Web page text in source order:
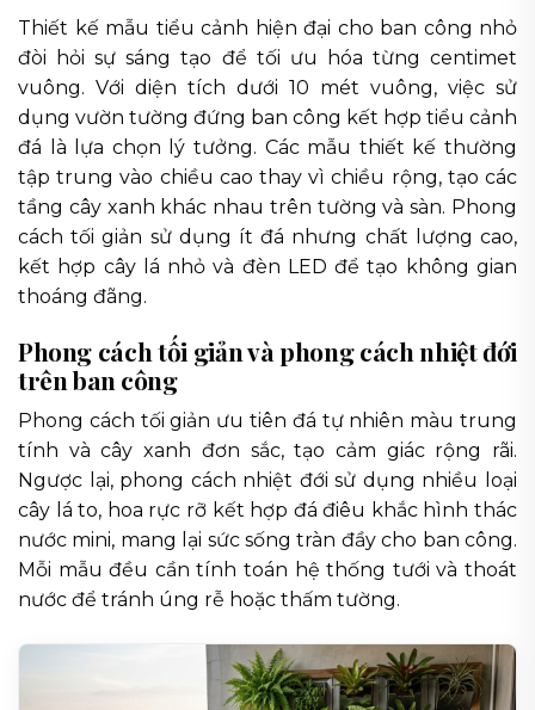
Thiết kế mẫu tiểu cảnh hiện đại cho ban công nhỏ
đòi hỏi sự sáng tạo để tối ưu hóa từng centimet
vuông. Với diện tích dưới 10 mét vuông, việc sử
dụng vườn tường đứng ban công kết hợp tiểu cảnh
đá là lựa chọn lý tưởng. Các mẫu thiết kế thường
tập trung vào chiều cao thay vì chiều rộng, tạo các
tầng cây xanh khác nhau trên tường và sàn. Phong
cách tối giản sử dụng ít đá nhưng chất lượng cao,
kết hợp cây lá nhỏ và đèn LED để tạo không gian
thoáng đãng.
Phong cách tối giản và phong cách nhiệt đới
trên ban công
Phong cách tối giản ưu tiên đá tự nhiên màu trung
tính và cây xanh đơn sắc, tạo cảm giác rộng rãi.
Ngược lại, phong cách nhiệt đới sử dụng nhiều loại
cây lá to, hoa rực rỡ kết hợp đá điêu khắc hình thác
nước mini, mang lại sức sống tràn đầy cho ban công.
Mỗi mẫu đều cần tính toán hệ thống tưới và thoát
nước để tránh úng rễ hoặc thấm tường.